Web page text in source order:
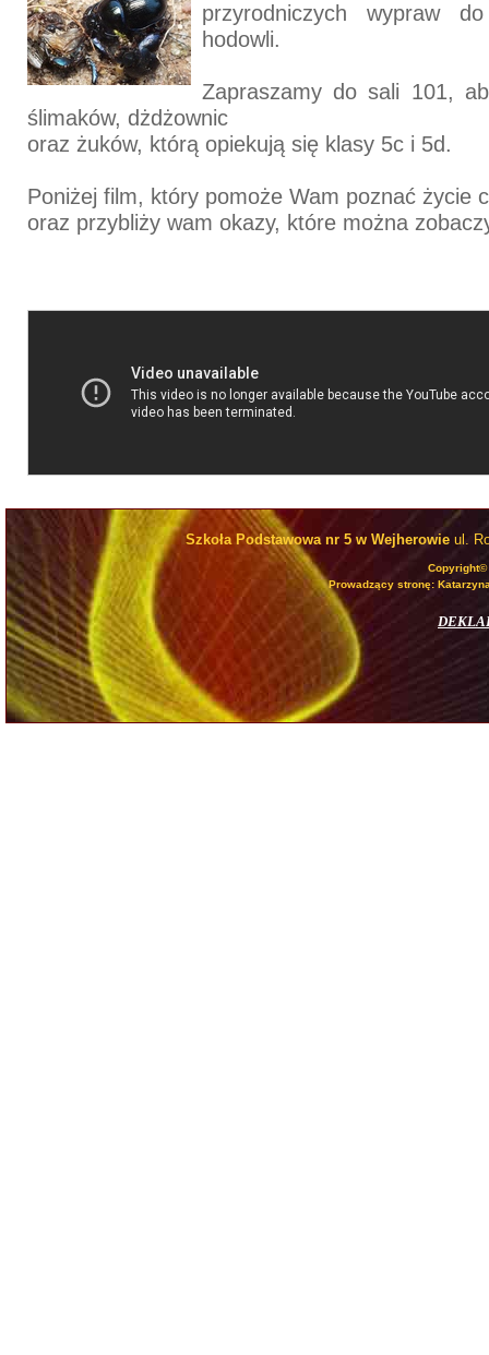
przyrodniczych wypraw
hodowli.
Zapraszamy do sali 101,
ślimaków, dżdżownic
oraz żuków, którą opiekują się klasy 5c i 5d.
Poniżej film, który pomoże Wam poznać życie
oraz przybliży wam okazy, które można
Szkoła Podstawowa nr 5 w Wejherowie ul.
Prowadzący stronę: